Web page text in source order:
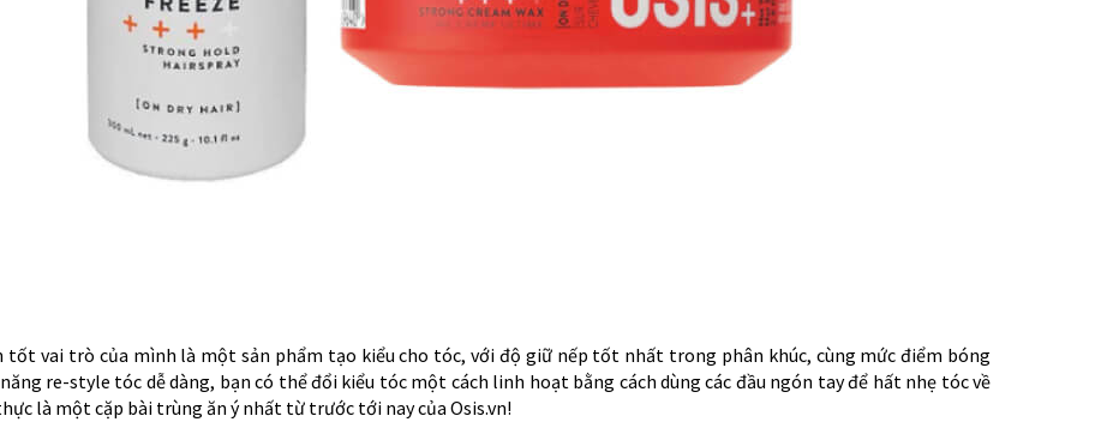
tốt vai trò của mình là một sản phẩm tạo kiểu cho tóc, với độ giữ nếp tốt nhất trong phân khúc, cùng mức điểm bóng
re-style tóc dễ dàng, bạn có thể đổi kiểu tóc một cách linh hoạt bằng cách dùng các đầu ngón tay để hất nhẹ tóc về
là một cặp bài trùng ăn ý nhất từ trước tới nay của Osis.vn!